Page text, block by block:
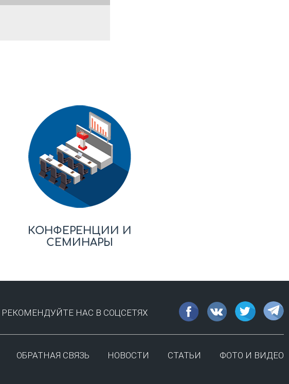
КОНФЕРЕНЦИИ И
СЕМИНАРЫ
РЕКОМЕНДУЙТЕ НАС В СОЦСЕТЯХ
ОБРАТНАЯ СВЯЗЬ НОВОСТИ СТАТЬИ ФОТО И ВИДЕО